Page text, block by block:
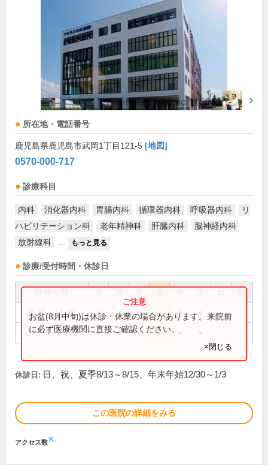
所在地・電話番号
鹿児島県鹿児島市武岡1丁目121-5 [地図]
0570-000-717
診療科目
内科 消化器内科 胃腸内科 循環器内科 呼吸器内科
リ
ハビリテーション科
老年精神科 肝臓内科
脳神経内科
放射線科
もっと見る
診療/受付時間・休診日
祝
8:30～12:30 ● ● ● ● ●
14:30～17:30 ● ● ● ●
お盆(8月中旬)は休診・休業の場合があります。来院前
に必ず医療機関に直接ご確認ください。
×閉じる
休診日: 日、祝、夏季8/13～8/15、年末年始12/30～1/3
この医院の詳細をみる
アクセス数※